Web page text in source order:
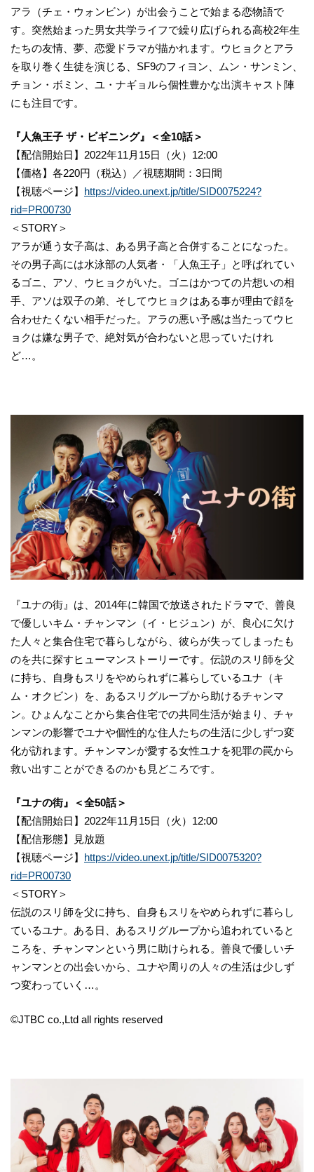
アラ（チェ・ウォンビン）が出会うことで始まる恋物語で
す。突然始まった男女共学ライフで繰り広げられる高校2年生
たちの友情、夢、恋愛ドラマが描かれます。ウヒョクとアラ
を取り巻く生徒を演じる、SF9のフィヨン、ムン・サンミン、
チョン・ボミン、ユ・ナギョルら個性豊かな出演キャスト陣
にも注目です。
『人魚王子 ザ・ビギニング』＜全10話＞
【配信開始日】2022年11月15日（火）12:00
【価格】各220円（税込）／視聴期間：3日間
【視聴ページ】 https://video.unext.jp/title/SID0075224?
rid=PR00730
＜STORY＞
アラが通う女子高は、ある男子高と合併することになった。
その男子高には水泳部の人気者・「人魚王子」と呼ばれてい
るゴニ、アソ、ウヒョクがいた。ゴニはかつての片想いの相
手、アソは双子の弟、そしてウヒョクはある事が理由で顔を
合わせたくない相手だった。アラの悪い予感は当たってウヒ
ョクは嫌な男子で、絶対気が合わないと思っていたけれ
ど…。
『ユナの街』は、2014年に韓国で放送されたドラマで、善良
で優しいキム・チャンマン（イ・ヒジュン）が、良心に欠け
た人々と集合住宅で暮らしながら、彼らが失ってしまったも
のを共に探すヒューマンストーリーです。伝説のスリ師を父
に持ち、自身もスリをやめられずに暮らしているユナ（キ
ム・オクビン）を、あるスリグループから助けるチャンマ
ン。ひょんなことから集合住宅での共同生活が始まり、チャ
ンマンの影響でユナや個性的な住人たちの生活に少しずつ変
化が訪れます。チャンマンが愛する女性ユナを犯罪の罠から
救い出すことができるのかも見どころです。
『ユナの街』＜全50話＞
【配信開始日】2022年11月15日（火）12:00
【配信形態】見放題
【視聴ページ】 https://video.unext.jp/title/SID0075320?
rid=PR00730
＜STORY＞
伝説のスリ師を父に持ち、自身もスリをやめられずに暮らし
ているユナ。ある日、あるスリグループから追われていると
ころを、チャンマンという男に助けられる。善良で優しいチ
ャンマンとの出会いから、ユナや周りの人々の生活は少しず
つ変わっていく…。
©︎JTBC co.,Ltd all rights reserved